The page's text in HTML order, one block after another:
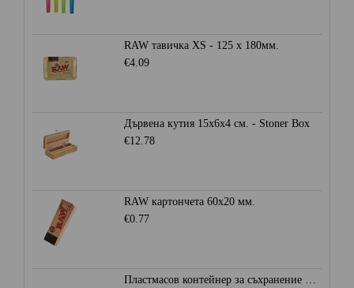
RAW тавичка XS - 125 x 180мм.
€4.09
Дървена кутия 15x6x4 см. - Stoner Box
€12.78
RAW картончета 60x20 мм.
€0.77
Пластмасов контейнер за съхранение Ø28мм. - Heisenberg